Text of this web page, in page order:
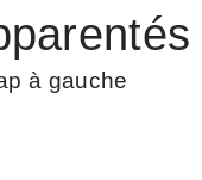
à gauche